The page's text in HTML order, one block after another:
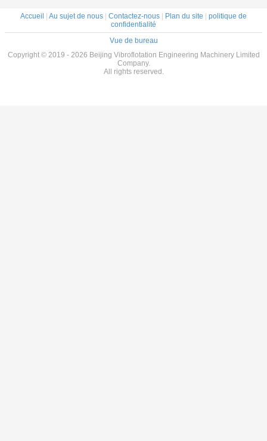
Accueil | Au sujet de nous | Contactez-nous | Plan du site | politique de
confidentialité
Vue de bureau
Copyright © 2019 - 2026 Beijing Vibroflotation Engineering Machinery Limited
Company.
All rights reserved.